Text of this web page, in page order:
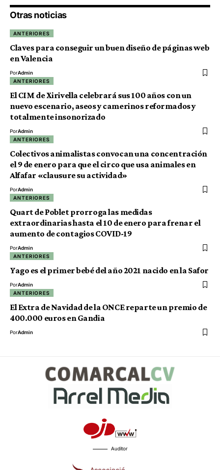
Otras noticias
ANTERIORES
Claves para conseguir un buen diseño de páginas web
en Valencia
PorAdmin
ANTERIORES
El CIM de Xirivella celebrará sus 100 años con un
nuevo escenario, aseos y camerinos reformados y
totalmente insonorizado
PorAdmin
ANTERIORES
Colectivos animalistas convocan una concentración
el 9 de enero para que el circo que usa animales en
Alfafar «clausure su actividad»
PorAdmin
ANTERIORES
Quart de Poblet prorroga las medidas
extraordinarias hasta el 10 de enero para frenar el
aumento de contagios COVID-19
PorAdmin
ANTERIORES
Yago es el primer bebé del año 2021 nacido en la Safor
PorAdmin
ANTERIORES
El Extra de Navidad de la ONCE reparte un premio de
400.000 euros en Gandia
PorAdmin
Auditor